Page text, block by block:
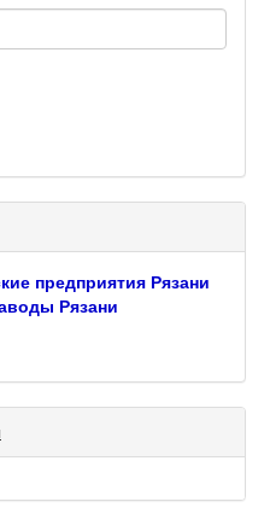
предприятия Рязани
Рязани